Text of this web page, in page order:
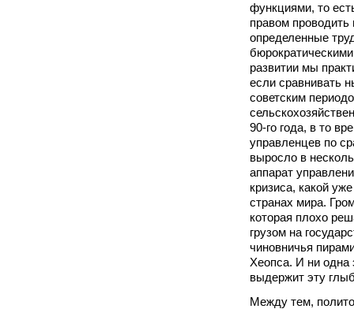
функциями, то
правом проводить
определенные
развитии мы
если сравнивать
советским
90-го года, в то
управленцев по
выросло в
аппарат
кризиса, какой
странах мира.
которая плохо
грузом на
чиновничья
Хеопса. И ни одна
выдержит эту
Между тем,